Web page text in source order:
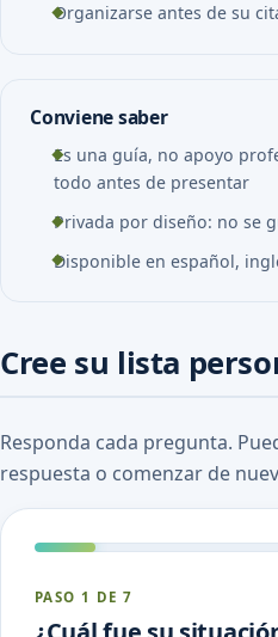
Organizarse antes de su
Conviene saber
Es una guía, no apoyo
todo antes de presentar
Privada por diseño: no se
Disponible en español,
Cree su lista
Responda cada pregunta.
respuesta o comenzar de
PASO 1 DE 7